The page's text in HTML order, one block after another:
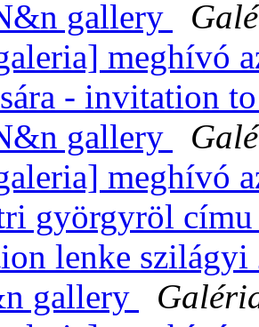
gallery
meghívó
- invitation
gallery
meghívó
györgyröl
lenke szilágyi
gallery